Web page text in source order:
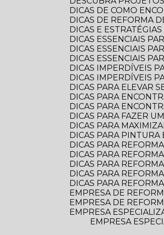
DICAS DE COMO
DICAS DE REFORMA
DICAS E
DICAS ESSENCIAIS
DICAS ESSENCIAIS
DICAS ESSENCIAIS
DICAS IMPERDÍVEIS
DICAS IMPERDÍVEIS
DICAS PARA ELEVAR
DICAS PARA
DICAS PARA
DICAS PARA FAZER
DICAS PARA
DICAS PARA
DICAS PARA
DICAS PARA
DICAS PARA
DICAS PARA
DICAS PARA
EMPRESA DE
EMPRESA DE
EMPRESA
EMPRESA ESPECIALIZADA EM PEQUENAS REFORMAS: TRANSFORME SEU ESPAÇO COM PROFISSIONALISMO E